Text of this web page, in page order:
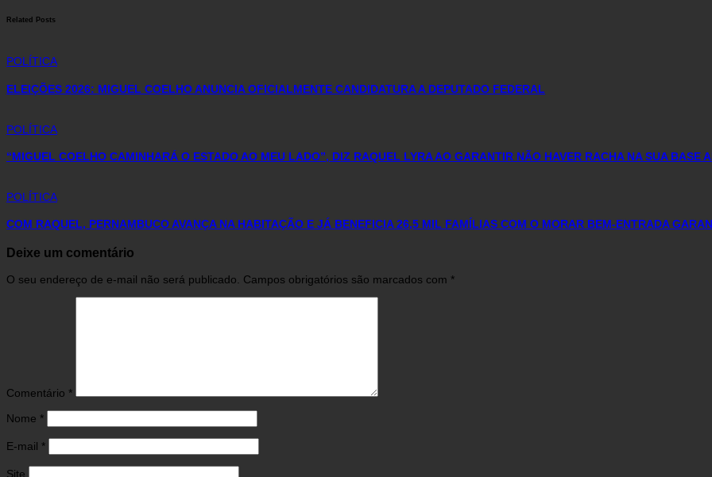
Related Posts
POLÍTICA
ELEIÇÕES 2026: MIGUEL COELHO ANUNCIA OFICIALMENTE CANDIDATURA A DEPUTADO FEDERAL
POLÍTICA
“MIGUEL COELHO CAMINHARÁ O ESTADO AO MEU LADO”, DIZ RAQUEL LYRA AO GARANTIR NÃO HAVER RACHA NA SUA BASE
POLÍTICA
COM RAQUEL, PERNAMBUCO AVANÇA NA HABITAÇÃO E JÁ BENEFICIA 26,5 MIL FAMÍLIAS COM O MORAR BEM-ENTRADA
Deixe um comentário
O seu endereço de e-mail não será publicado. Campos obrigatórios são marcados com *
Comentário *
Nome *
E-mail *
Site